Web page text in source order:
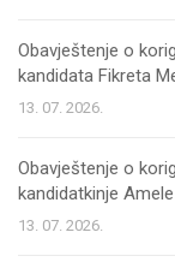
Obavještenje o
kandidata Fikreta
13. 07. 2026.
Obavještenje o
kandidatkinje
13. 07. 2026.